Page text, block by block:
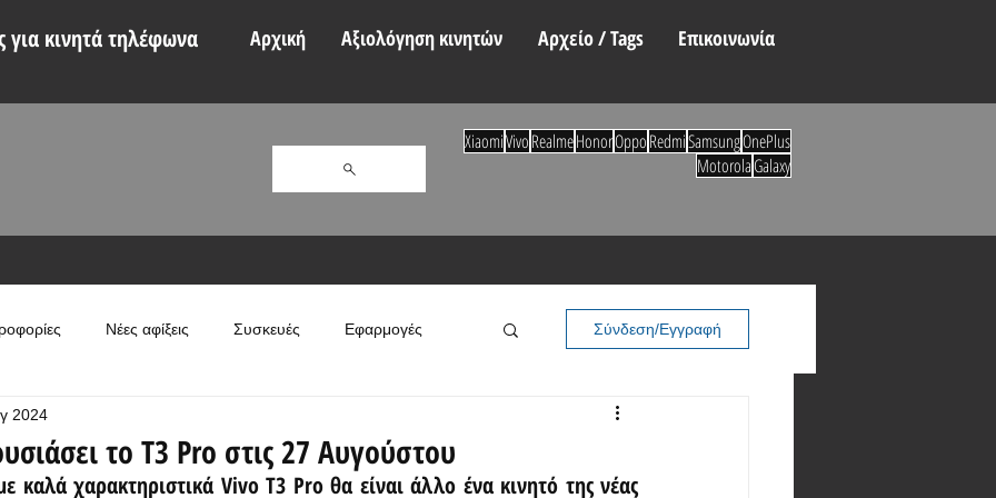
για κινητά τηλέφωνα Αρχική Αξιολόγηση κινητών Αρχείο / Tags Επικοινωνία
Νέες αφίξεις Συσκευές Εφαρμογές Σύνδεση/Εγγραφή
το T3 Pro στις 27 Αυγούστου
2024
καλά χαρακτηριστικά Vivo T3 Pro θα είναι άλλο ένα κινητό της νέας
XiaomiVivoRealmeHonorOppoRedmiSamsungOnePlus
MotorolaGalaxy